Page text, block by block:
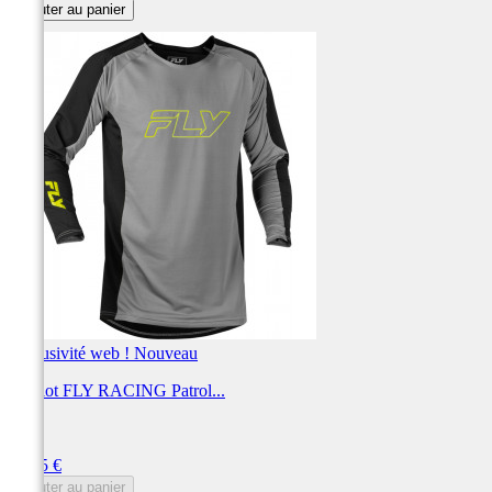
Ajouter au panier
Exclusivité web ! Nouveau
Maillot FLY RACING Patrol...
59,95 €
Ajouter au panier